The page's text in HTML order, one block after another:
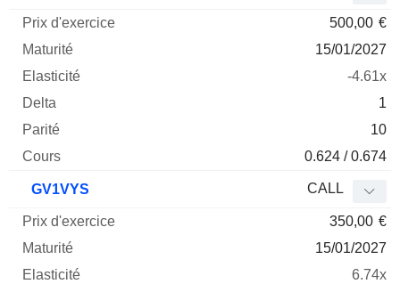
500,00 €
15/01/2027
-4.61x
1
10
0.624 / 0.674
GV1VYS CALL
350,00 €
15/01/2027
6.74x